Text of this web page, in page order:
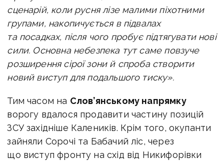
сценарій, коли русня лізе малими піхотними
групами, накопичується в підвалах
та посадках, після чого пробує підтягувати нові
сили. Основна небезпека тут саме повзуче
розширення сірої зони й спроба створити
новий виступ для подальшого тиску».
Тим часом на Слов’янському напрямку
ворогу вдалося продавити частину позицій
ЗСУ західніше Калеників. Крім того, окупанти
зайняли Сорочі та Бабачий ліс, через
що виступ фронту на схід від Никифорівки